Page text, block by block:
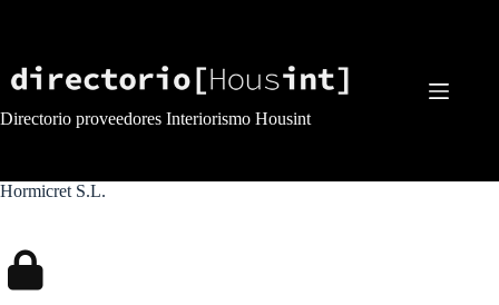
Directorio proveedores Interiorismo Housint
Hormicret S.L.